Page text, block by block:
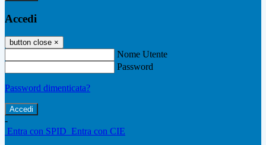
Accedi
button close ×
Nome Utente
Password
Password dimenticata?
-
Entra con SPID Entra con CIE